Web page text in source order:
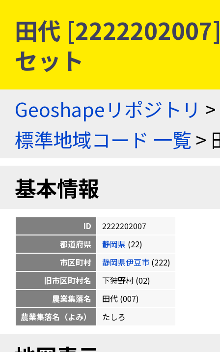
田代
セット
Geoshapeリポジトリ >
標準地域コード 一覧>
基本情報
ID
2222202007
都道府県
静岡県 (22)
市区町村
静岡県伊豆市 (222)
旧市区町村名
下狩野村 (02)
農業集落名
田代 (007)
農業集落名（よみ）
たしろ